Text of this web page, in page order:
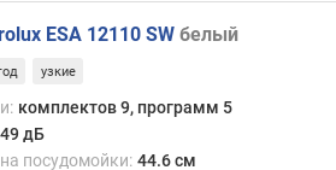
ESA 12110 SW белый
узкие
комплектов 9, программ 5
49 дБ
посудомойки: 44.6 см